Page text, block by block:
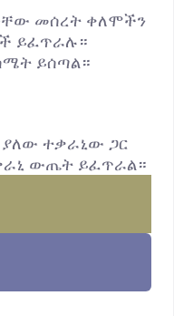
መሰረት ቀለሞችን
ይፈጥራሉ።
ይሰጣል።
ያለው ተቃራኒው ጋር
ውጤት ይፈጥራል።